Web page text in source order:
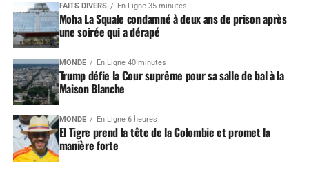
FAITS DIVERS En Ligne 35 minutes
Moha La Squale condamné à deux ans de prison après
une soirée qui a dérapé
MONDE En Ligne 40 minutes
Trump défie la Cour suprême pour sa salle de bal à la
Maison Blanche
MONDE En Ligne 6 heures
El Tigre prend la tête de la Colombie et promet la
manière forte